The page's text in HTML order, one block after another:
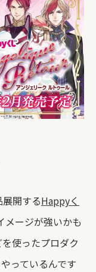
開するHappyく
メージが強いかも
使ったプロダク
っているんです